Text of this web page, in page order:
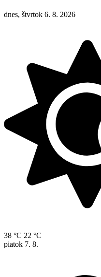
dnes, štvrtok 6. 8. 2026
38 °C 22 °C
piatok 7. 8.